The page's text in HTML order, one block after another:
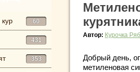
60
431
353
Автор: Курочка
Добрый день,
метиленовая